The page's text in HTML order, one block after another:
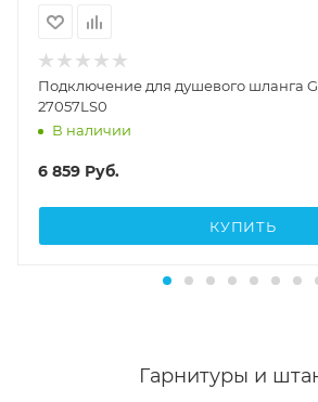
Подключение для душевого шланга
27057LS0
В наличии
6 859 Руб.
КУПИТЬ
Гарнитуры и